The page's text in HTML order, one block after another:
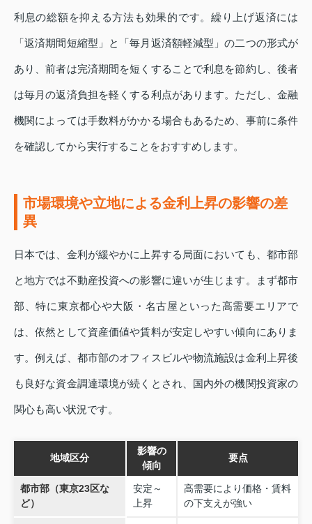
利息の総額を抑える方法も効果的です。繰り上げ返済には
「返済期間短縮型」と「毎月返済額軽減型」の二つの形式が
あり、前者は完済期間を短くすることで利息を節約し、後者
は毎月の返済負担を軽くする利点があります。ただし、金融
機関によっては手数料がかかる場合もあるため、事前に条件
を確認してから実行することをおすすめします。
市場環境や立地による金利上昇の影響の差
異
日本では、金利が緩やかに上昇する局面においても、都市部
と地方では不動産投資への影響に違いが生じます。まず都市
部、特に東京都心や大阪・名古屋といった高需要エリアで
は、依然として資産価値や賃料が安定しやすい傾向にありま
す。例えば、都市部のオフィスビルや物流施設は金利上昇後
も良好な資金調達環境が続くとされ、国内外の機関投資家の
関心も高い状況です。
地域区分
影響の
傾向
要点
都市部（東京23区な
ど）
安定～
上昇
高需要により価格・賃料
の下支えが強い